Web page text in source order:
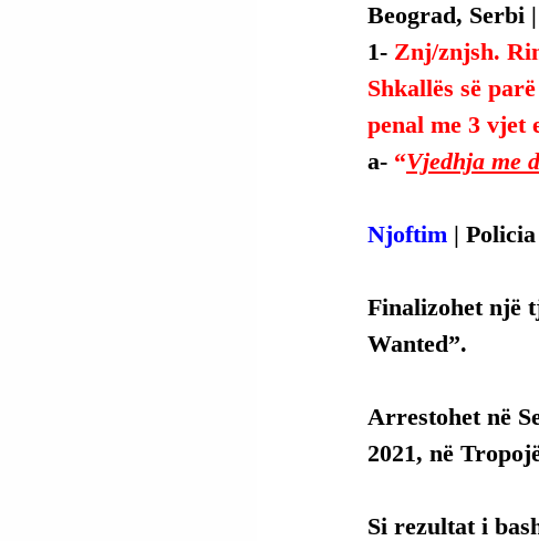
Beograd, Serbi |
1- Znj/znjsh.
Shkallës së
penal me 3 vjet
a- “Vjedhja me
Njoftim |
Finalizohet një
Wanted”.
Arrestohet në
2021, në
Si rezultat i